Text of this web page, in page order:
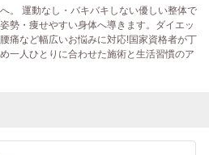
。 運動なし・バキバキしない優しい整体で
勢・痩せやすい身体へ導きます。ダイエッ
痛など幅広いお悩みに対応!国家資格者が丁
一人ひとりに合わせた施術と生活習慣のア